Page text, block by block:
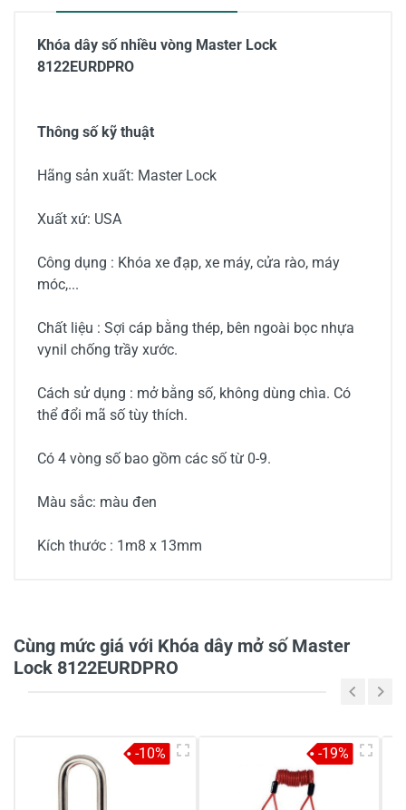
Khóa dây số nhiều vòng Master Lock
8122EURDPRO
Thông số kỹ thuật
Hãng sản xuất: Master Lock
Xuất xứ: USA
Công dụng : Khóa xe đạp, xe máy, cửa rào, máy
móc,...
Chất liệu : Sợi cáp bằng thép, bên ngoài bọc nhựa
vynil chống trầy xước.
Cách sử dụng : mở bằng số, không dùng chìa. Có
thể đổi mã số tùy thích.
Có 4 vòng số bao gồm các số từ 0-9.
Màu sắc: màu đen
Kích thước : 1m8 x 13mm
3
2
-
Cùng mức giá với Khóa dây mở số Master
Lock 8122EURDPRO
-10% -19%